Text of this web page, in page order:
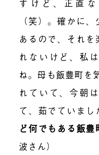
すけど、正直
（笑）。確かに
あるので、それ
れないけど、私
ね。母も飯豊町を
れていて、今朝
て、茹でていまし
ど何でもある飯
波さん）